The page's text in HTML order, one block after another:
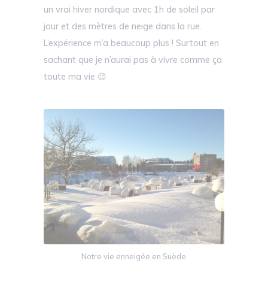
un vrai hiver nordique avec 1h de soleil par
jour et des mètres de neige dans la rue.
L’expérience m’a beaucoup plus ! Surtout en
sachant que je n’aurai pas à vivre comme ça
toute ma vie 😉
Notre vie enneigée en Suède